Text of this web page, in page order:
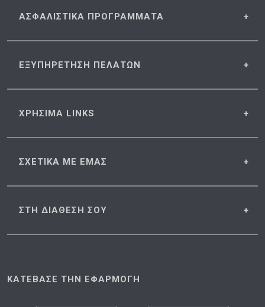
ΑΣΦΑΛΙΣΤΙΚΑ ΠΡΟΓΡΑΜΜΑΤΑ
ΕΞΥΠΗΡΕΤΗΣΗ ΠΕΛΑΤΩΝ
ΧΡΗΣΙΜΑ LINKS
ΣΧΕΤΙΚΑ ΜΕ ΕΜΑΣ
ΣΤΗ ΔΙΑΘΕΣΗ ΣΟΥ
ΚΑΤΕΒΑΣΕ ΤΗΝ ΕΦΑΡΜΟΓΗ